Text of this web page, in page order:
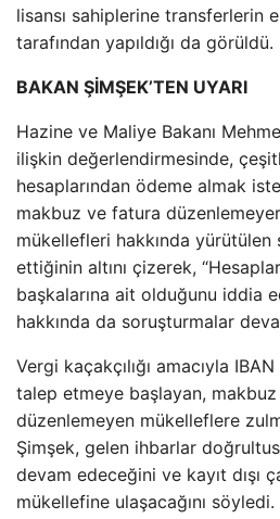
lisansı sahiplerine transferlerin
tarafından yapıldığı da görüldü.
BAKAN ŞİMŞEK’TEN UYARI
Hazine ve Maliye Bakanı
ilişkin değerlendirmesinde,
hesaplarından ödeme almak
makbuz ve fatura
mükellefleri hakkında yürütülen
ettiğinin altını çizerek,
başkalarına ait olduğunu iddia
hakkında da soruşturmalar
Vergi kaçakçılığı amacıyla
talep etmeye başlayan,
düzenlemeyen mükelleflere
Şimşek, gelen ihbarlar
devam edeceğini ve kayıt dışı
mükellefine ulaşacağını